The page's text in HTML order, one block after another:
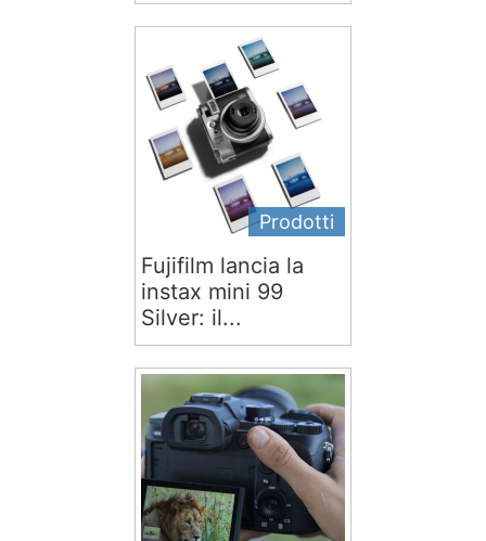
Prodotti
Fujifilm lancia la
instax mini 99
Silver: il...